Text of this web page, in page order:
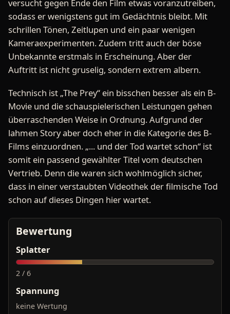
versucht gegen Ende den Film etwas voranzutreiben,
sodass er wenigstens gut im Gedächtnis bleibt. Mit
schrillen Tönen, Zeitlupen und ein paar wenigen
Kameraexperimenten. Zudem tritt auch der böse
Unbekannte erstmals in Erscheinung. Aber der
Auftritt ist nicht gruselig, sondern extrem albern.
Technisch ist „The Prey“ ein bisschen besser als ein B-
Movie und die schauspielerischen Leistungen gehen
überraschenden Weise in Ordnung. Aufgrund der
lahmen Story aber doch eher in die Kategorie des B-
Films einzuordnen. „... und der Tod wartet schon“ ist
somit ein passend gewählter Titel vom deutschen
Vertrieb. Denn die waren sich wohlmöglich sicher,
dass in einer verstaubten Videothek der filmische Tod
schon auf dieses Dingen hier wartet.
Bewertung
Splatter
2 / 6
Spannung
keine Wertung